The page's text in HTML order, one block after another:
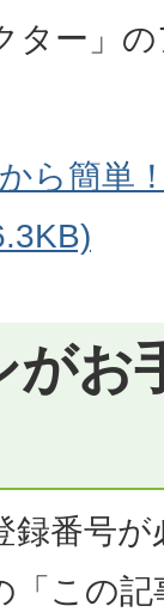
ター」
ら簡単
がお
録番号
「この